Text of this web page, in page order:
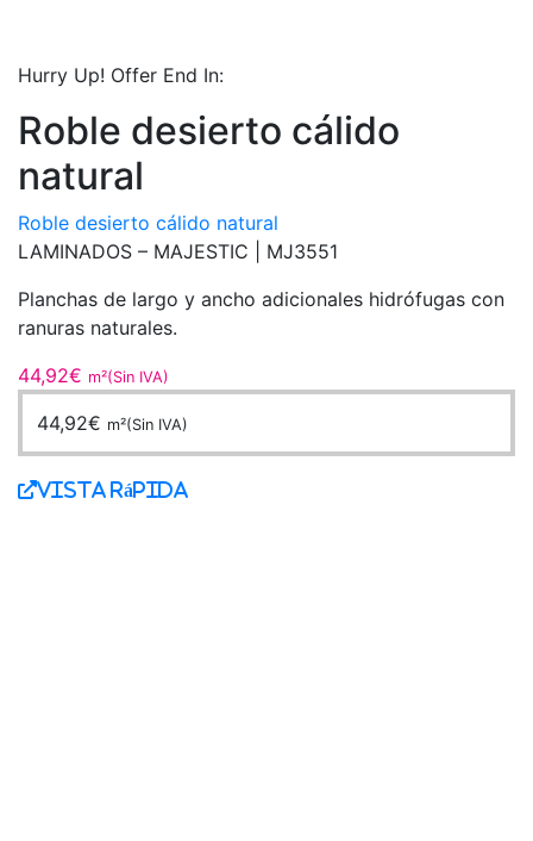
Hurry Up! Offer End In:
Roble desierto cálido
natural
Roble desierto cálido natural
LAMINADOS – MAJESTIC |
MJ3551
Planchas de largo y ancho adicionales hidrófugas con
ranuras naturales.
44,92€ m²(Sin IVA)
44,92€ m²(Sin IVA)
Vista Rápida